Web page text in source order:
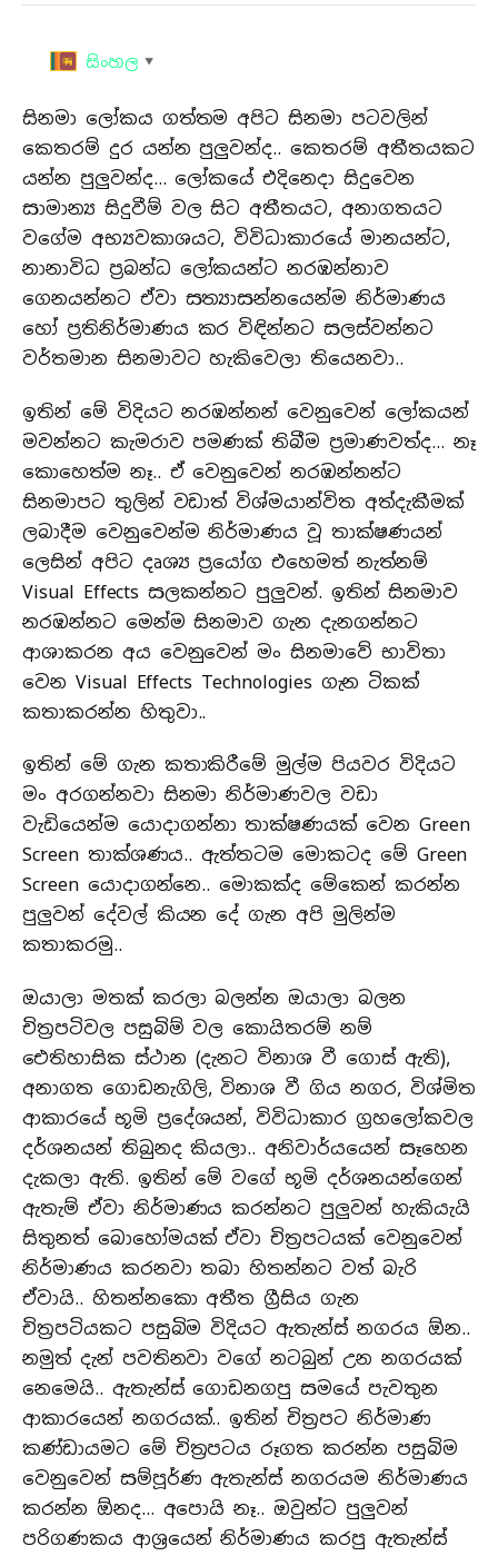
සිංහල ▼
සිනමා ලෝකය ගත්තම අපිට සිනමා පටවලින්
කෙතරම් දුර යන්න පුලුවන්ද.. කෙතරම් අතීතයකට
යන්න පුලුවන්ද… ලෝකයේ එදිනෙදා සිදුවෙන
සාමාන්‍ය සිදුවීම් වල සිට අතීතයට, අනාගතයට
වගේම අභ්‍යවකාශයට, විවිධාකාරයේ මානයන්ට,
නානාවිධ ප්‍රබන්ධ ලෝකයන්ට නරඹන්නාව
ගෙනයන්නට ඒවා සත්‍යාසන්නයෙන්ම නිර්මාණය
හෝ ප්‍රතිනිර්මාණය කර විඳින්නට සලස්වන්නට
වර්තමාන සිනමාවට හැකිවෙලා තියෙනවා..
ඉතින් මේ විදියට නරඹන්නන් වෙනුවෙන් ලෝකයන්
මවන්නට කැමරාව පමණක් තිබීම ප්‍රමාණවත්ද… නෑ
කොහෙත්ම නෑ.. ඒ වෙනුවෙන් නරඹන්නන්ට
සිනමාපට තුලින් වඩාත් විශ්මයාන්විත අත්දැකීමක්
ලබාදීම වෙනුවෙන්ම නිර්මාණය වූ තාක්ෂණයන්
ලෙසින් අපිට දෘශ්‍ය ප්‍රයෝග එහෙමත් නැත්නම්
Visual Effects සලකන්නට පුලුවන්. ඉතින් සිනමාව
නරඹන්නට මෙන්ම සිනමාව ගැන දැනගන්නට
ආශාකරන අය වෙනුවෙන් මං සිනමාවේ භාවිතා
වෙන Visual Effects Technologies ගැන ටිකක්
කතාකරන්න හිතුවා..
ඉතින් මේ ගැන කතාකිරීමේ මුල්ම පියවර විදියට
මං අරගන්නවා සිනමා නිර්මාණවල වඩා
වැඩියෙන්ම යොදාගන්නා තාක්ෂණයක් වෙන Green
Screen තාක්ශණය.. ඇත්තටම මොකටද මේ Green
Screen යොදාගන්නෙ.. මොකක්ද මේකෙන් කරන්න
පුලුවන් දේවල් කියන දේ ගැන අපි මුලින්ම
කතාකරමු..
ඔයාලා මතක් කරලා බලන්න ඔයාලා බලන
චිත්‍රපටිවල පසුබිම් වල කොයිතරම් නම්
ඓතිහාසික ස්ථාන (දැනට විනාශ වී ගොස් ඇති),
අනාගත ගොඩනැගිලි, විනාශ වී ගිය නගර, විශ්මිත
ආකාරයේ භූමි ප්‍රදේශයන්, විවිධාකාර ග්‍රහලෝකවල
දර්ශනයන් තිබුනද කියලා.. අනිවාර්යයෙන් සෑහෙන
දැකලා ඇති. ඉතින් මේ වගේ භූමි දර්ශනයන්ගෙන්
ඇතැම් ඒවා නිර්මාණය කරන්නට පුලුවන් හැකියැයි
සිතුනත් බොහෝමයක් ඒවා චිත්‍රපටයක් වෙනුවෙන්
නිර්මාණය කරනවා තබා හිතන්නට වත් බැරි
ඒවායි.. හිතන්නකො අතීත ග්‍රීසිය ගැන
චිත්‍රපටියකට පසුබිම විදියට ඇතැන්ස් නගරය ඕන..
නමුත් දැන් පවතිනවා වගේ නටබුන් උන නගරයක්
නෙමෙයි.. ඇතැන්ස් ගොඩනගපු සමයේ පැවතුන
ආකාරයෙන් නගරයක්.. ඉතින් චිත්‍රපට නිර්මාණ
කණ්ඩායමට මේ චිත්‍රපටය රූගත කරන්න පසුබිම
වෙනුවෙන් සම්පූර්ණ ඇතැන්ස් නගරයම නිර්මාණය
කරන්න ඕනද… අපොයි නෑ.. ඔවුන්ට පුලුවන්
පරිගණකය ආශ්‍රයෙන් නිර්මාණය කරපු ඇතැන්ස්